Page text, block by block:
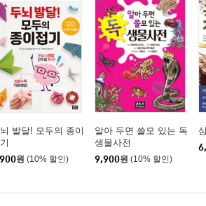
발달! 모두의 종이
원 (10% 할인)
알아 두면 쓸모 있는 독
생물사전
9,900원 (10% 할인)